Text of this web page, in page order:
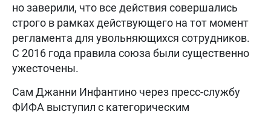
но заверили, что все действия совершались
строго в рамках действующего на тот момент
регламента для увольняющихся сотрудников.
С 2016 года правила союза были существенно
ужесточены.
Сам Джанни Инфантино через пресс-службу
ФИФА выступил с категорическим